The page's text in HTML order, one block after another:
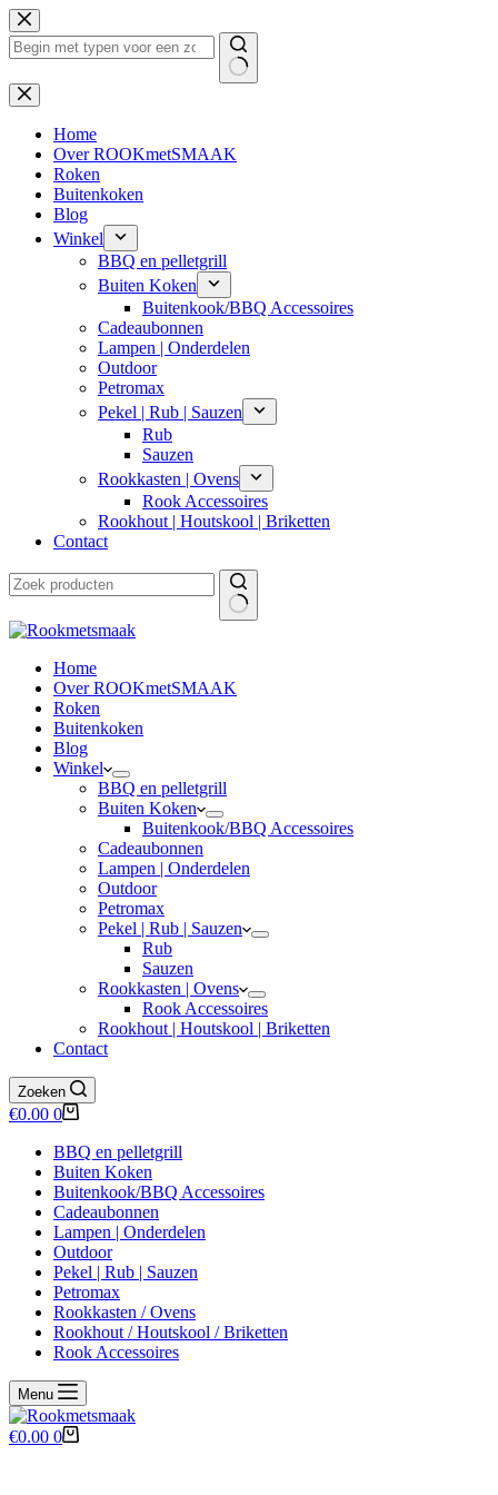
Ga
naar
de
Geen
resultaten
Home
Over ROOKmetSMAAK
Roken
Buitenkoken
Blog
Winkel
BBQ en pelletgrill
Buiten Koken
Buitenkook/BBQ Accessoires
Cadeaubonnen
Lampen | Onderdelen
Outdoor
Petromax
Pekel | Rub | Sauzen
Rub
Sauzen
Rookkasten | Ovens
Rook Accessoires
Rookhout | Houtskool | Briketten
Contact
Home
Over ROOKmetSMAAK
Roken
Buitenkoken
Blog
Winkel
BBQ en pelletgrill
Buiten Koken
Buitenkook/BBQ Accessoires
Cadeaubonnen
Lampen | Onderdelen
Outdoor
Petromax
Pekel | Rub | Sauzen
Rub
Sauzen
Rookkasten | Ovens
Rook Accessoires
Rookhout | Houtskool | Briketten
Contact
Zoeken
Winkelwagen
€0.00 0
BBQ en pelletgrill
Buiten Koken
Buitenkook/BBQ Accessoires
Cadeaubonnen
Lampen | Onderdelen
Outdoor
Pekel | Rub | Sauzen
Petromax
Rookkasten / Ovens
Rookhout / Houtskool / Briketten
Rook Accessoires
Menu
Winkelwagen
€0.00 0